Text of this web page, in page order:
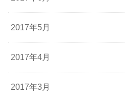
2017年5月
2017年4月
2017年3月